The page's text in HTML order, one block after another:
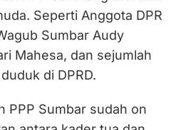
Seperti Anggota DPR
Sumbar Audy
Mahesa, dan sejumlah
di DPRD.
PPP Sumbar sudah on